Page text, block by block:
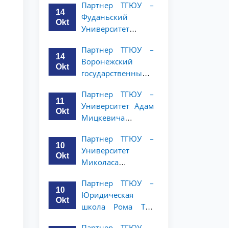
и права объявляет
программу
академической
студентов 2–3
курсов ТГЮУ
14
Okt
Партнер ТГЮУ –
Фуданьский
Университет
программу
академической
мобильности для
курсов ТГЮУ
14
Okt
Партнер ТГЮУ –
Воронежский
государственный
объявляет
программу
академической
студентов 2–3
курсов ТГЮУ
11
Okt
Партнер ТГЮУ –
Университет Адам
Мицкевича
программу
академической
мобильности для
курсов ТГЮУ
10
Okt
Партнер ТГЮУ –
Университет
Миколаса
объявляет
программу
академической
10
Okt
Партнер ТГЮУ –
Юридическая
школа Рома Тре